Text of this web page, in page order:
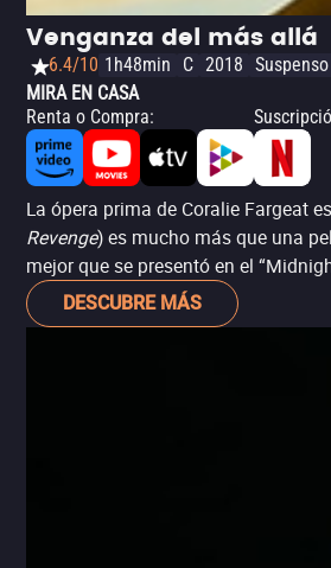
Venganza del más allá
6.4/10 1h48min C 2018 Suspenso
MIRA EN CASA
Renta o Compra:
La ópera prima de Coralie Fargeat
Revenge) es mucho más que una
mejor que se presentó en el
DESCUBRE MÁS